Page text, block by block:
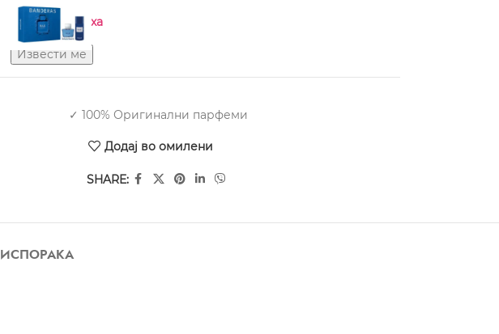
Нема на залиха
✓ 100% Оригинални парфеми
Додај во омилени
SHARE:
ИСПОРАКА